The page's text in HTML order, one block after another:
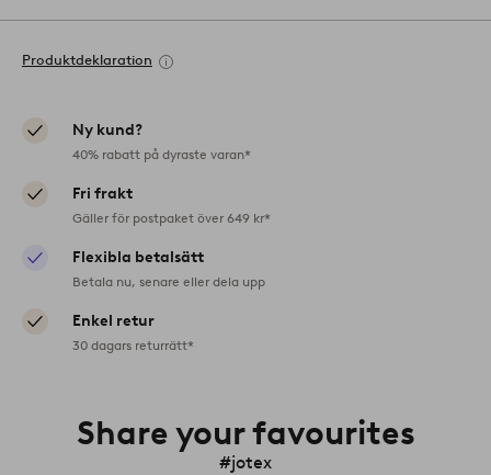
Produktdeklaration
Ny kund?
40% rabatt på dyraste varan*
Fri frakt
Gäller för postpaket över 649 kr*
Flexibla betalsätt
Betala nu, senare eller dela upp
Enkel retur
30 dagars returrätt*
Share your favourites
#jotex